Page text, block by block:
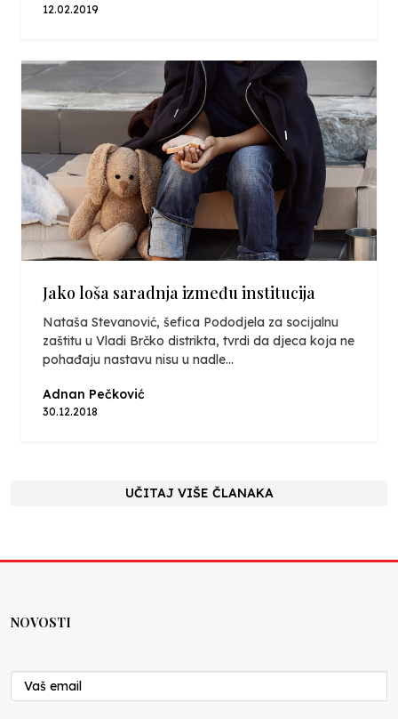
12.02.2019
Jako loša saradnja između institucija
Nataša Stevanović, šefica Pododjela za socijalnu
zaštitu u Vladi Brčko distrikta, tvrdi da djeca koja ne
pohađaju nastavu nisu u nadle...
Adnan Pečković
30.12.2018
UČITAJ VIŠE ČLANAKA
NOVOSTI